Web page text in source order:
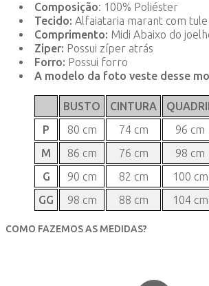
Composição: 100% Poliéster
Tecido: Alfaiataria marant com tule
Comprimento: Midi Abaixo do
Ziper: Possui zíper atrás
Forro: Possui forro
A modelo da foto veste desse
BUSTO CINTURA
P
80 cm 74 cm 96 cm
M
86 cm 76 cm 98 cm
G
90 cm 82 cm 100 cm
GG
98 cm 88 cm 104 cm
COMO FAZEMOS AS MEDIDAS?